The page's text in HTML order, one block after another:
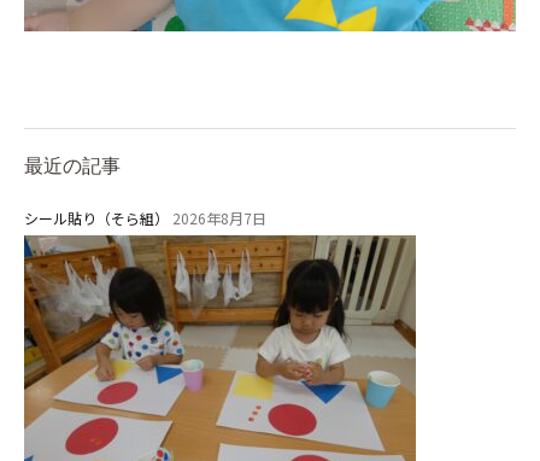
最近の記事
シール貼り（そら組） 2026年8月7日